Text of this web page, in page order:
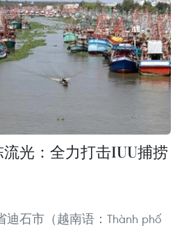
光：全力打击IUU捕捞
石市（越南语：Thành phố